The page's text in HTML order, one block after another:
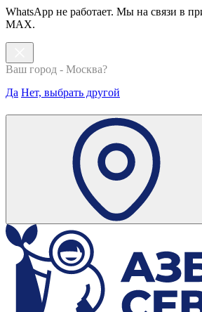
WhatsApp не работает. Мы на связи в
MAX.
Ваш город - Москва?
Да Нет, выбрать другой